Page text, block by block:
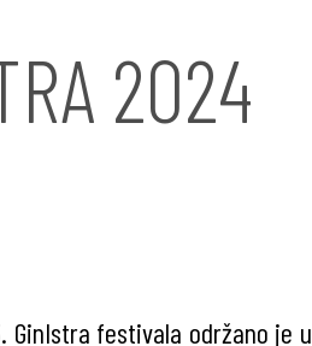
2024
GinIstra festivala održano je u